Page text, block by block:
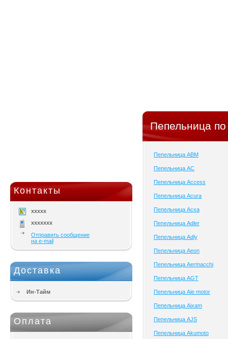
Контакты
xxxxx
xxxxxxx
Отправить сообщение
на e-mail
Доставка
Ин-Тайм
Оплата
Пепельница
Пепельница ABM
Пепельница AC
Пепельница Access
Пепельница Acura
Пепельница Acxa
Пепельница Adler
Пепельница Adly
Пепельница Aeon
Пепельница Aermacchi
Пепельница AGT
Пепельница Aie motor
Пепельница Aixam
Пепельница AJS
Пепельница Akumoto